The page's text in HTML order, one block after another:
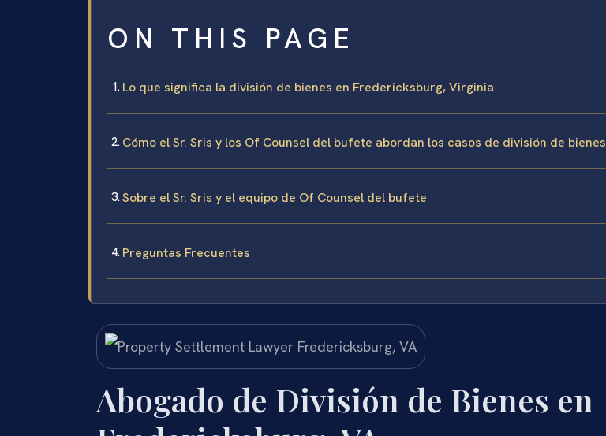
ON THIS PAGE
Lo que significa la división de bienes en Fredericksburg, Virginia
Cómo el Sr. Sris y los Of Counsel del bufete abordan los casos de división de bienes
Sobre el Sr. Sris y el equipo de Of Counsel del bufete
Preguntas Frecuentes
Abogado de División de Bienes en